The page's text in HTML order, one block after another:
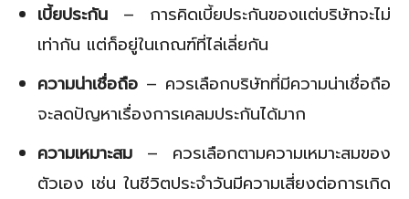
เบี้ยประกัน – การคิดเบี้ยประกันของแต่บริษัทจะไม่
เท่ากัน แต่ก็อยู่ในเกณฑ์ที่ไล่เลี่ยกัน
ความน่าเชื่อถือ – ควรเลือกบริษัทที่มีความน่าเชื่อถือ
จะลดปัญหาเรื่องการเคลมประกันได้มาก
ความเหมาะสม – ควรเลือกตามความเหมาะสมของ
ตัวเอง เช่น ในชีวิตประจำวันมีความเสี่ยงต่อการเกิด